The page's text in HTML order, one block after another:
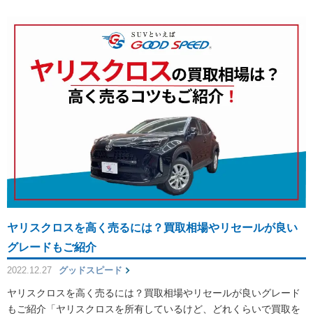
ヤリスクロスを高く売るには？買取相場やリセールが良い
グレードもご紹介
2022.12.27 グッドスピード
ヤリスクロスを高く売るには？買取相場やリセールが良いグレード
もご紹介「ヤリスクロスを所有しているけど、どれくらいで買取を